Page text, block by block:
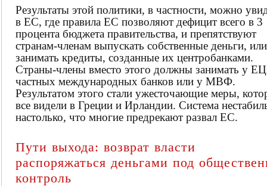
Результаты этой политики, в частности, можно
в ЕС, где правила ЕС позволяют дефицит всего в 3
процента бюджета правительства, и препятствуют
странам-членам выпускать собственные деньги, или
занимать кредиты, созданные их центробанками.
Страны-члены вместо этого должны занимать у
частных международных банков или у МВФ.
Результатом этого стали ужесточающие меры,
все видели в Греции и Ирландии. Система
настолько, что многие предрекают развал ЕС.
Пути выхода: возврат власти
распоряжаться деньгами под
контроль